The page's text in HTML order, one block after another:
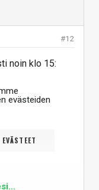
#12
noin klo 15:
evästeiden